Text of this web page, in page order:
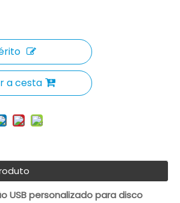
a cesta
USB personalizado para disco